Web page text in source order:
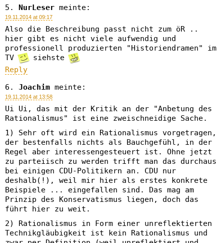
NurLeser meinte:
19.11.2014 at 09:17
Also die Beschreibung passt nicht zum öR ..
hier gibt es nicht viele aufwendig und
professionell produzierten "Historiendramen" im
TV
siehste
Reply
Joachim meinte:
19.11.2014 at 13:58
Ui Ui, das mit der Kritik an der "Anbetung des
Rationalismus" ist eine zweischneidige Sache.
1) Sehr oft wird ein Rationalismus vorgetragen,
der bestenfalls nichts als Bauchgefühl, in der
Regel aber interessengesteuert ist. Ohne jetzt
zu parteiisch zu werden trifft man das durchaus
bei einigen CDU-Politikern an. CDU nur
deshalb(!), weil mir hier als erstes konkrete
Beispiele ... eingefallen sind. Das mag am
Prinzip des Konservatismus liegen, doch das
führt hier zu weit.
2) Rationalismus in Form einer unreflektierten
Technikgläubigkeit ist kein Rationalismus und